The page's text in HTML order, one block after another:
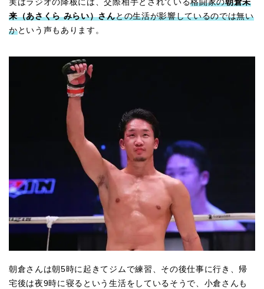
実はラジオの降板には、交際相手とされている格闘家の朝倉未
来（あさくら みらい）さんとの生活が影響しているのでは無い
かという声もあります。
朝倉さんは朝5時に起きてジムで練習、その後仕事に行き、帰
宅後は夜9時に寝るという生活をしているそうで、小倉さんも